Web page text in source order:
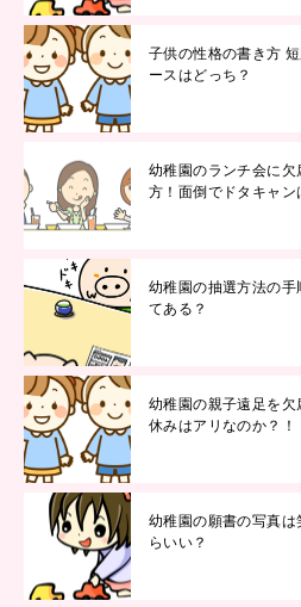
子供の性格の書き方
ースはどっち？
幼稚園のランチ会に欠
方！面倒でドタキャン
幼稚園の抽選方法の
てある？
幼稚園の親子遠足を
休みはアリなのか？！
幼稚園の願書の写真
らいい？